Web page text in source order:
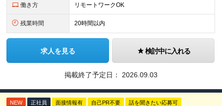
働き方 リモートワークOK
残業時間 20時間以内
求人を見る 検討中に入れる
掲載終了予定日： 2026.09.03
NEW 正社員 面接情報有 自己PR不要 話を聞きたい応募可